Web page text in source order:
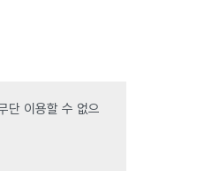
단 이용할 수 없으